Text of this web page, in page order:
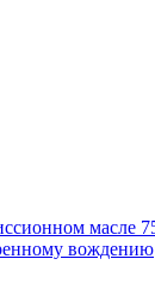
масле
вождению